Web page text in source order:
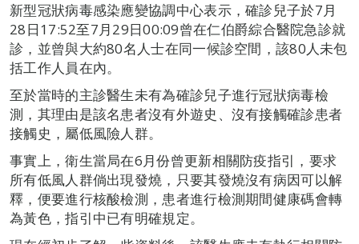
新型冠狀病毒感染應變協調中心表示，確診兒子於7月
28日17:52至7月29日00:09曾在仁伯爵綜合醫院急診就
診，並曾與大約80名人士在同一候診空間，該80人未包
括工作人員在內。
至於當時的主診醫生未有為確診兒子進行冠狀病毒檢
測，其理由是該名患者沒有外遊史、沒有接觸確診患者
接觸史，屬低風險人群。
事實上，衛生當局在6月份曾更新相關防疫指引，要求
所有低風人群倘出現發燒，只要其發燒沒有病因可以解
釋，便要進行核酸檢測，患者進行檢測期間健康碼會轉
為黃色，指引中已有明確規定。